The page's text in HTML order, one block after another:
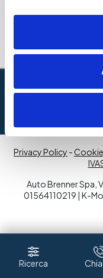
Privacy Policy -
Auto Brenner Spa,
01564110219 | K-
Ricerca